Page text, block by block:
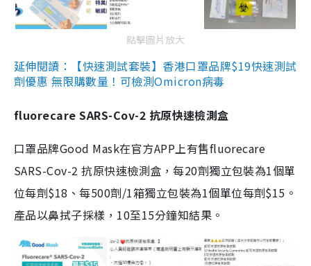
點擊圖片放大
延伸閱讀：【快速測試套裝】香港口罩品牌$19快速測試
劑優惠 無限購數量！可檢測Omicron病毒
fluorecare SARS-Cov-2 抗原快速檢測盒
口罩品牌Good Mask在官方APP上有售fluorecare
SARS-Cov-2 抗原快速檢測盒，每20劑獨立包裝為1個單
位每劑$18、每500劑/1箱獨立包裝為1個單位每劑$15。
產品以鼻拭子採樣，10至15分鐘知結果。